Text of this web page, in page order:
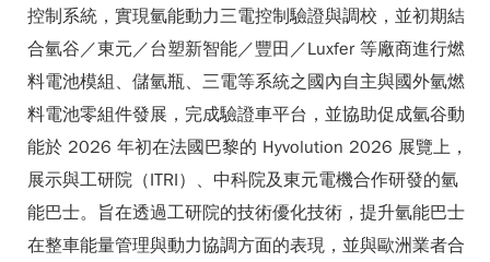
控制系統，實現氫能動力三電控制驗證與調校，並初期結
合氫谷／東元／台塑新智能／豐田／Luxfer 等廠商進行燃
料電池模組、儲氫瓶、三電等系統之國內自主與國外氫燃
料電池零組件發展，完成驗證車平台，並協助促成氫谷動
能於 2026 年初在法國巴黎的 Hyvolution 2026 展覽上，
展示與工研院（ITRI）、中科院及東元電機合作研發的氫
能巴士。旨在透過工研院的技術優化技術，提升氫能巴士
在整車能量管理與動力協調方面的表現，並與歐洲業者合